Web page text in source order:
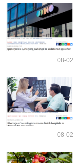
08-02
08-02